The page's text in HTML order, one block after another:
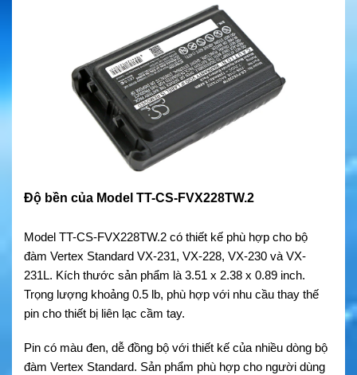
Độ bền của Model TT-CS-FVX228TW.2
Model TT-CS-FVX228TW.2 có thiết kế phù hợp cho bộ
đàm Vertex Standard VX-231, VX-228, VX-230 và VX-
231L. Kích thước sản phẩm là 3.51 x 2.38 x 0.89 inch.
Trọng lượng khoảng 0.5 lb, phù hợp với nhu cầu thay thế
pin cho thiết bị liên lạc cầm tay.
Pin có màu đen, dễ đồng bộ với thiết kế của nhiều dòng bộ
đàm Vertex Standard. Sản phẩm phù hợp cho người dùng